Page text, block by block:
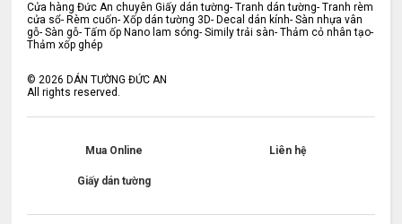
Cửa hàng Đức An chuyên Giấy dán tường- Tranh dán tường- Tranh rèm
cửa sổ- Rèm cuốn- Xốp dán tường 3D- Decal dán kính- Sàn nhựa vân
gỗ- Sàn gỗ- Tấm ốp Nano lam sóng- Simily trải sàn- Thảm cỏ nhân tạo-
Thảm xốp ghép
©2026 DÁN TƯỜNG ĐỨC AN
All rights reserved.
Mua Online Liên hệ
Giấy dán tường